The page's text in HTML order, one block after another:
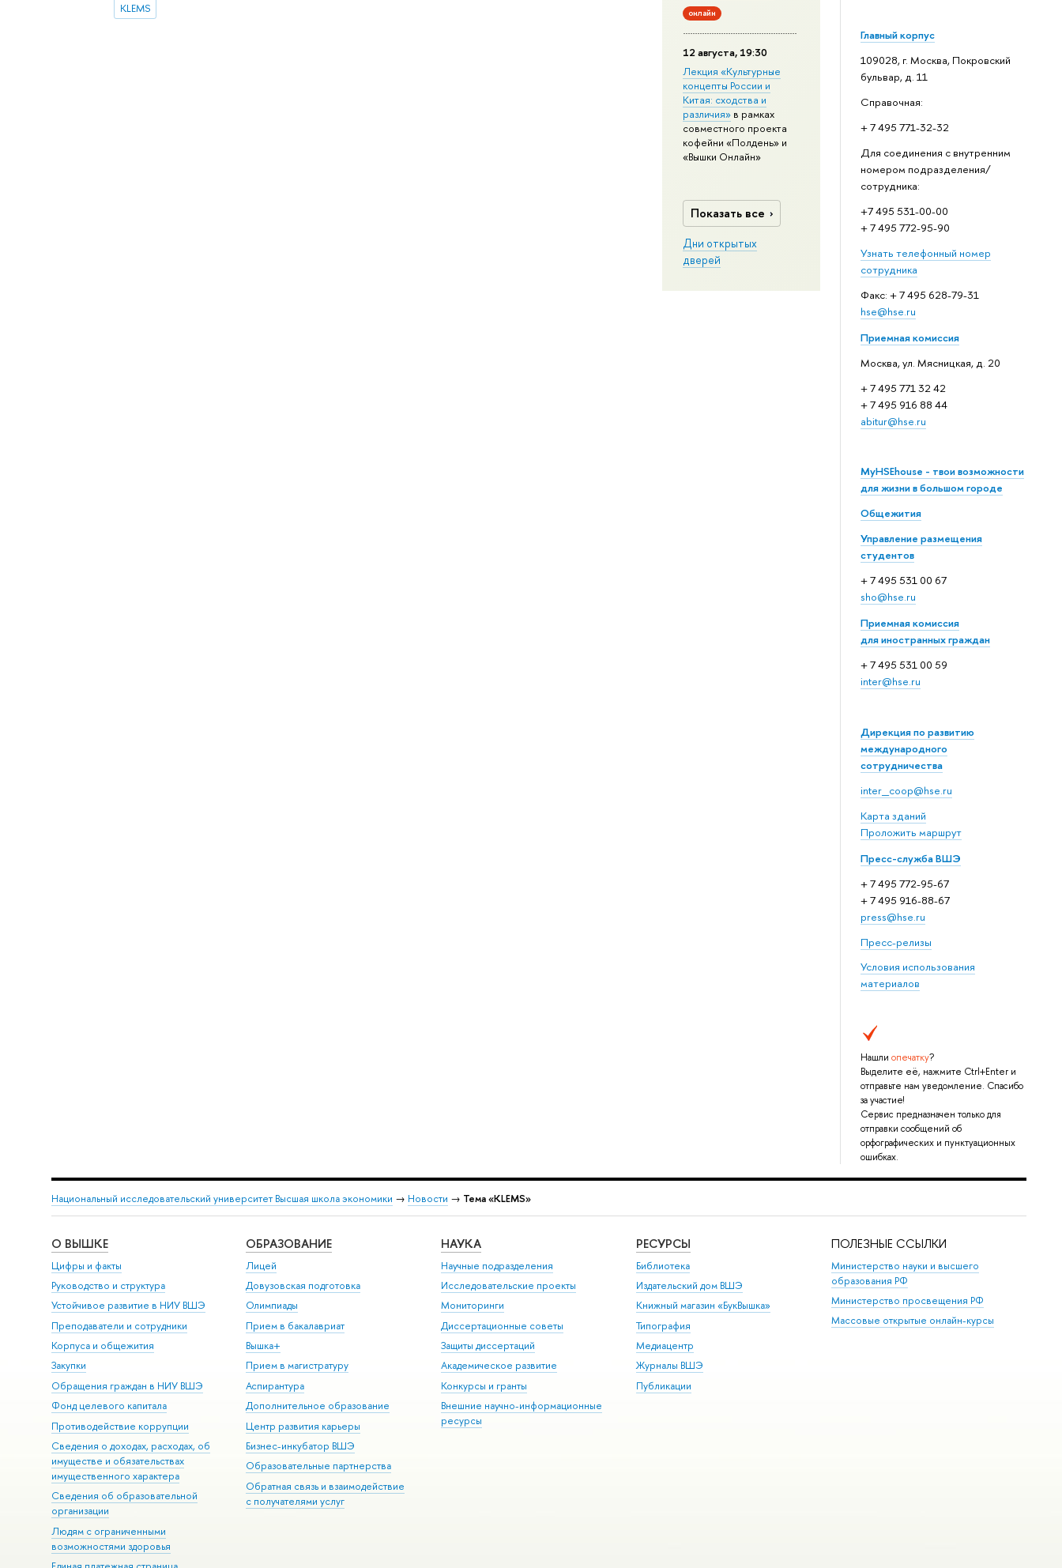
Главный корпус
109028, г. Москва, Покровский
бульвар, д. 11
Справочная:
+ 7 495 771-32-32
Для соединения с внутренним
номером подразделения/
сотрудника:
+7 495 531-00-00
+ 7 495 772-95-90
Узнать телефонный номер
сотрудника
Факс: + 7 495 628-79-31
hse@hse.ru
Приемная комиссия
Москва, ул. Мясницкая, д. 20
+ 7 495 771 32 42
+ 7 495 916 88 44
abitur@hse.ru
MyHSEhouse - твои возможности
для жизни в большом городе
Общежития
Управление размещения
студентов
+ 7 495 531 00 67
sho@hse.ru
Приемная комиссия
для иностранных граждан
+ 7 495 531 00 59
inter@hse.ru
Дирекция по развитию
международного
сотрудничества
inter_coop@hse.ru
Карта зданий
Проложить маршрут
Пресс-служба ВШЭ
+ 7 495 772-95-67
+ 7 495 916-88-67
press@hse.ru
Пресс-релизы
Условия использования
материалов
Нашли опечатку?
Выделите её, нажмите Ctrl+Enter и
отправьте нам уведомление. Спасибо
за участие!
Сервис предназначен только для
отправки сообщений об
орфографических и пунктуационных
ошибках.
онлайн
12 августа, 19:30
Лекция «Культурные
концепты России и
Китая: сходства и
различия»в рамках
совместного проекта
кофейни «Полдень» и
«Вышки Онлайн»
Показать все
Дни открытых
дверей
KLEMS
Национальный исследовательский университет Высшая школа экономики → Новости → Тема «KLEMS»
О ВЫШКЕ
Цифры и факты
Руководство и структура
Устойчивое развитие в НИУ ВШЭ
Преподаватели и сотрудники
Корпуса и общежития
Закупки
Обращения граждан в НИУ ВШЭ
Фонд целевого капитала
Противодействие коррупции
Сведения о доходах, расходах, об
имуществе и обязательствах
имущественного характера
Сведения об образовательной
организации
Людям с ограниченными
возможностями здоровья
ОБРАЗОВАНИЕ
Лицей
Довузовская подготовка
Олимпиады
Прием в бакалавриат
Вышка+
Прием в магистратуру
Аспирантура
Дополнительное образование
Центр развития карьеры
Бизнес-инкубатор ВШЭ
Образовательные партнерства
Обратная связь и взаимодействие
с получателями услуг
НАУКА
Научные подразделения
Исследовательские проекты
Мониторинги
Диссертационные советы
Защиты диссертаций
Академическое развитие
Конкурсы и гранты
Внешние научно-информационные
ресурсы
РЕСУРСЫ
Библиотека
Издательский дом ВШЭ
Книжный магазин «БукВышка»
Типография
Медиацентр
Журналы ВШЭ
Публикации
ПОЛЕЗНЫЕ ССЫЛКИ
Министерство науки и высшего
образования РФ
Министерство просвещения РФ
Массовые открытые онлайн-курсы